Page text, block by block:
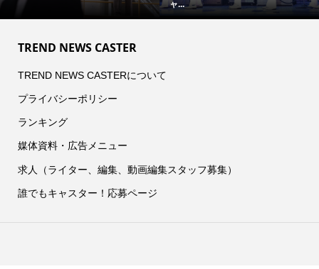
ャ...
TREND NEWS CASTER
TREND NEWS CASTERについて
プライバシーポリシー
ランキング
媒体資料・広告メニュー
求人（ライター、編集、動画編集スタッフ募集）
誰でもキャスター！応募ページ